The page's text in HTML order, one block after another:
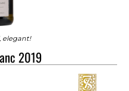
elegant!
2019